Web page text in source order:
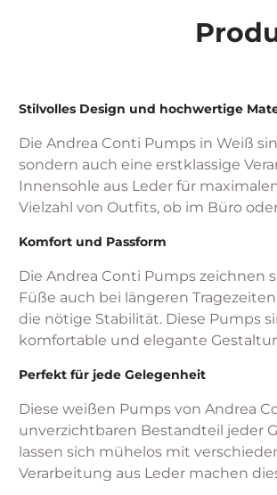
Stilvolles Design und hochwertige
Die Andrea Conti Pumps in Weiß
sondern auch eine erstklassige
Innensohle aus Leder für
Vielzahl von Outfits, ob im Büro
Komfort und Passform
Die Andrea Conti Pumps zeichnen
Füße auch bei längeren
die nötige Stabilität. Diese Pumps
komfortable und elegante
Perfekt für jede Gelegenheit
Diese weißen Pumps von Andrea
unverzichtbaren Bestandteil jeder
lassen sich mühelos mit
Verarbeitung aus Leder machen